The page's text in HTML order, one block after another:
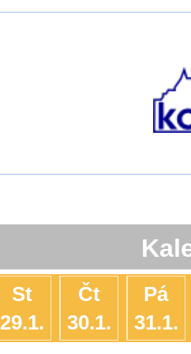
St
29.1.
Čt
30.1.
Pá
31.1.